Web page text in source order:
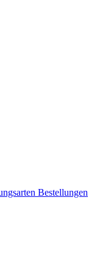
Bestellungen